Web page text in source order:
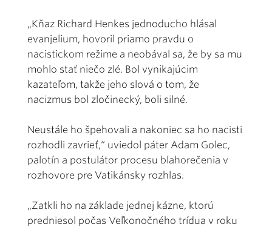
„Kňaz Richard Henkes jednoducho hlásal
evanjelium, hovoril priamo pravdu o
nacistickom režime a neobával sa, že by sa mu
mohlo stať niečo zlé. Bol vynikajúcim
kazateľom, takže jeho slová o tom, že
nacizmus bol zločinecký, boli silné.
Neustále ho špehovali a nakoniec sa ho nacisti
rozhodli zavrieť,“ uviedol páter Adam Golec,
palotín a postulátor procesu blahorečenia v
rozhovore pre Vatikánsky rozhlas.
„Zatkli ho na základe jednej kázne, ktorú
predniesol počas Veľkonočného trídua v roku